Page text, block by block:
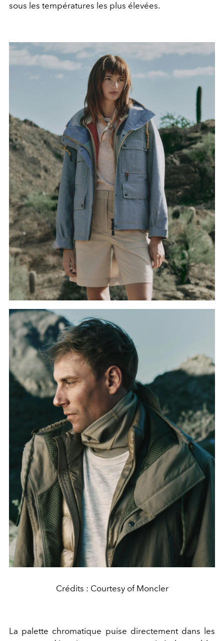
sous les températures les plus élevées.
Crédits : Courtesy of Moncler
La palette chromatique puise directement dans les